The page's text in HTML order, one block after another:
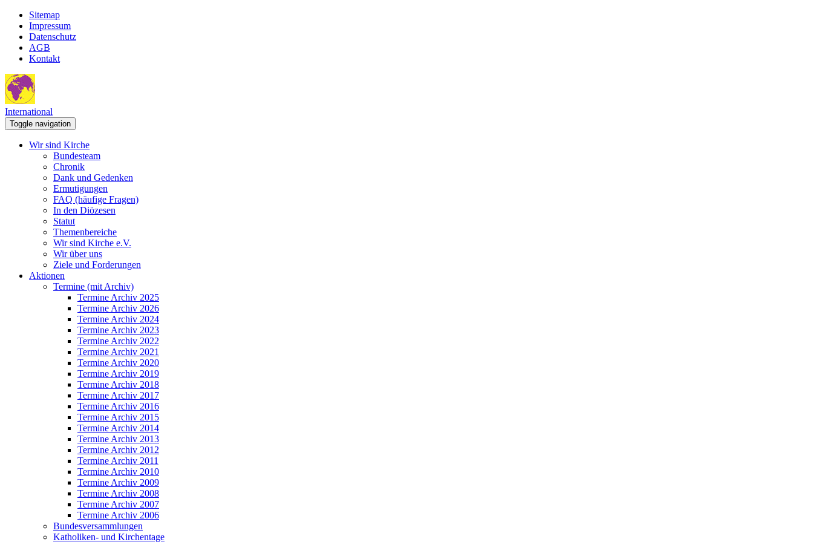
Sitemap
Impressum
Datenschutz
AGB
Kontakt
International
Toggle navigation
Wir sind Kirche
Bundesteam
Chronik
Dank und Gedenken
Ermutigungen
FAQ (häufige Fragen)
In den Diözesen
Statut
Themenbereiche
Wir sind Kirche e.V.
Wir über uns
Ziele und Forderungen
Aktionen
Termine (mit Archiv)
Termine Archiv 2025
Termine Archiv 2026
Termine Archiv 2024
Termine Archiv 2023
Termine Archiv 2022
Termine Archiv 2021
Termine Archiv 2020
Termine Archiv 2019
Termine Archiv 2018
Termine Archiv 2017
Termine Archiv 2016
Termine Archiv 2015
Termine Archiv 2014
Termine Archiv 2013
Termine Archiv 2012
Termine Archiv 2011
Termine Archiv 2010
Termine Archiv 2009
Termine Archiv 2008
Termine Archiv 2007
Termine Archiv 2006
Bundesversammlungen
Katholiken- und Kirchentage